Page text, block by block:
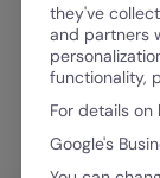
modo
22 Luglio,
they've
and partners
functionality,
For details on
Google's